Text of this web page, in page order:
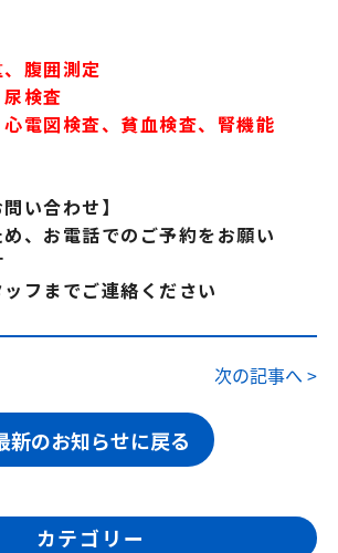
、腹囲測定
検査
心電図検査、貧血検査、腎機能
い合わせ】
、お電話でのご予約をお願い
フまでご連絡ください
次の記事へ >
新のお知らせに戻る
カテゴリー